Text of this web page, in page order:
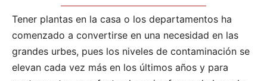
Tener plantas en la casa o los departamentos ha
comenzado a convertirse en una necesidad en las
grandes urbes, pues los niveles de contaminación se
elevan cada vez más en los últimos años y para